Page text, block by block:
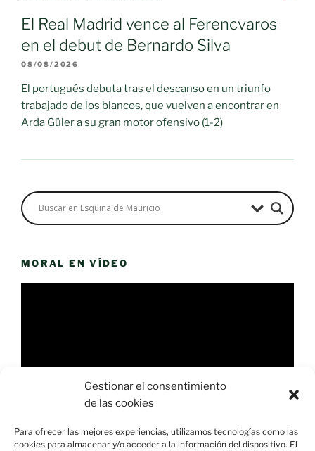
Gestionar el consentimiento
de las cookies
Para ofrecer las mejores experiencias, utilizamos tecnologías como las
cookies para almacenar y/o acceder a la información del dispositivo. El
El Real Madrid vence al Ferencvaros
en el debut de Bernardo Silva
08/08/2026
El portugués debuta tras el descanso en un triunfo
trabajado de los blancos, que vuelven a encontrar en
Arda Güler a su gran motor ofensivo (1-2)
MORAL EN VÍDEO